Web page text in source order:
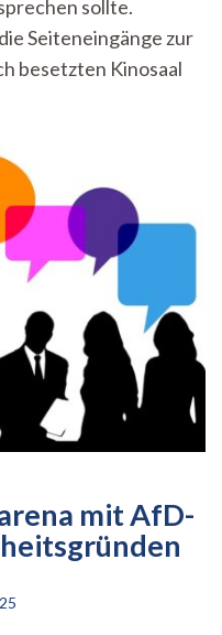
sollte.
Seiteneingänge zur
besetzten Kinosaal
mit AfD-